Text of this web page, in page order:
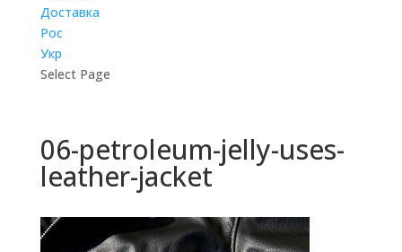
Доставка
Рос
Укр
Select Page
06-petroleum-jelly-uses-
leather-jacket